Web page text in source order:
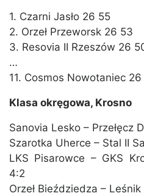
1. Czarni Jasło 26 55
2. Orzeł Przeworsk 26 53
3. Resovia II Rzeszów 26
…
11. Cosmos Nowotaniec
Klasa okręgowa, Krosno
Sanovia Lesko – Przełęcz
Szarotka Uherce – Stal II
LKS Pisarowce – GKS
4:2
Orzeł Bieździedza –